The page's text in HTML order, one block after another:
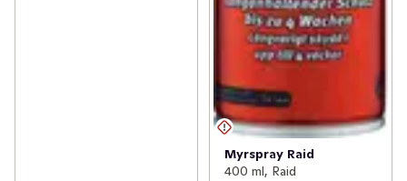
Myrspray Raid
400 ml, Raid